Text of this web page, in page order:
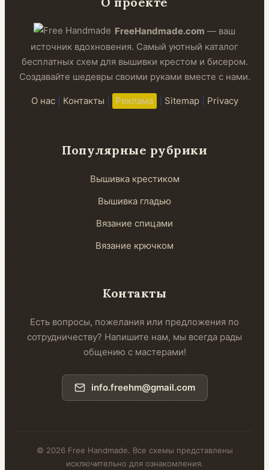
FreeHandmade.com — ваш
источник вдохновения. Самый уютный каталог
бесплатных схем для вышивки крестом и бисером.
Создавайте шедевры своими руками вместе с нами.
О нас Контакты Реклама Sitemap Privacy
Популярные рубрики
Вышивка крестиком
Вышивка гладью
Вязание спицами
Вязание крючком
Контакты
Есть вопросы, пожелания или предложения по
сотрудничеству? Напишите нам, мы всегда рады
общению с мастерами!
info.freehm@gmail.com
© 2026 Free Handmade. Все схемы представлены
исключительно для ознакомления.